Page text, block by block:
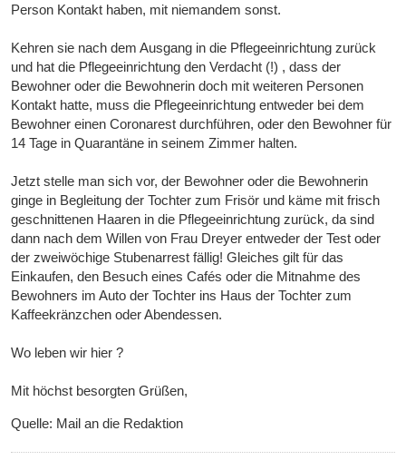
Person Kontakt haben, mit niemandem sonst.
Kehren sie nach dem Ausgang in die Pflegeeinrichtung zurück
und hat die Pflegeeinrichtung den Verdacht (!) , dass der
Bewohner oder die Bewohnerin doch mit weiteren Personen
Kontakt hatte, muss die Pflegeeinrichtung entweder bei dem
Bewohner einen Coronarest durchführen, oder den Bewohner für
14 Tage in Quarantäne in seinem Zimmer halten.
Jetzt stelle man sich vor, der Bewohner oder die Bewohnerin
ginge in Begleitung der Tochter zum Frisör und käme mit frisch
geschnittenen Haaren in die Pflegeeinrichtung zurück, da sind
dann nach dem Willen von Frau Dreyer entweder der Test oder
der zweiwöchige Stubenarrest fällig! Gleiches gilt für das
Einkaufen, den Besuch eines Cafés oder die Mitnahme des
Bewohners im Auto der Tochter ins Haus der Tochter zum
Kaffeekränzchen oder Abendessen.
Wo leben wir hier ?
Mit höchst besorgten Grüßen,
Quelle: Mail an die Redaktion